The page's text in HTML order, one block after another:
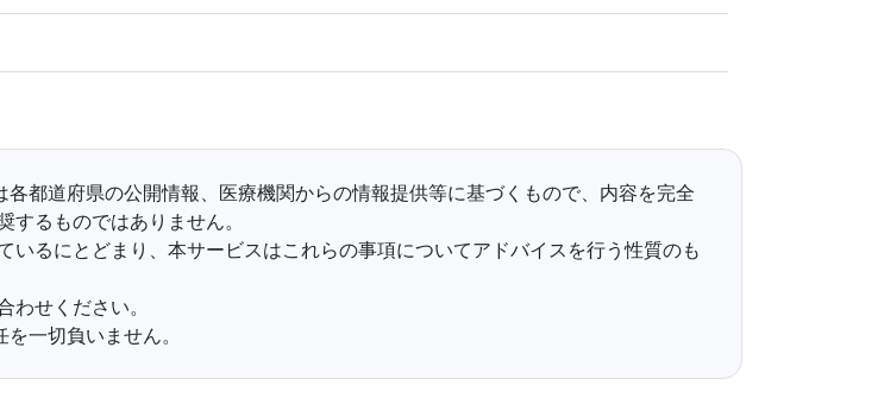
都道府県の公開情報、医療機関からの情報提供等に基づくもので、内容を完全
るものではありません。
るにとどまり、本サービスはこれらの事項についてアドバイスを行う性質のも
せください。
一切負いません。